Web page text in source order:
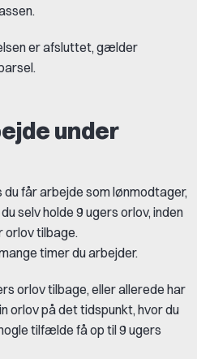
er afsluttet, gælder
under
får arbejde som lønmodtager,
selv holde 9 ugers orlov, inden
orlov tilbage.
timer du arbejder.
orlov tilbage, eller allerede har
orlov på det tidspunkt, hvor du
tilfælde få op til 9 ugers